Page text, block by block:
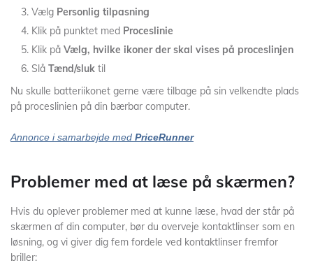
Vælg Personlig tilpasning
Klik på punktet med Proceslinie
Klik på Vælg, hvilke ikoner der skal vises på proceslinjen
Slå Tænd/sluk til
Nu skulle batteriikonet gerne være tilbage på sin velkendte plads
på proceslinien på din bærbar computer.
Annonce i samarbejde med PriceRunner
Problemer med at læse på skærmen?
Hvis du oplever problemer med at kunne læse, hvad der står på
skærmen af din computer, bør du overveje kontaktlinser som en
løsning, og vi giver dig fem fordele ved kontaktlinser fremfor
briller: